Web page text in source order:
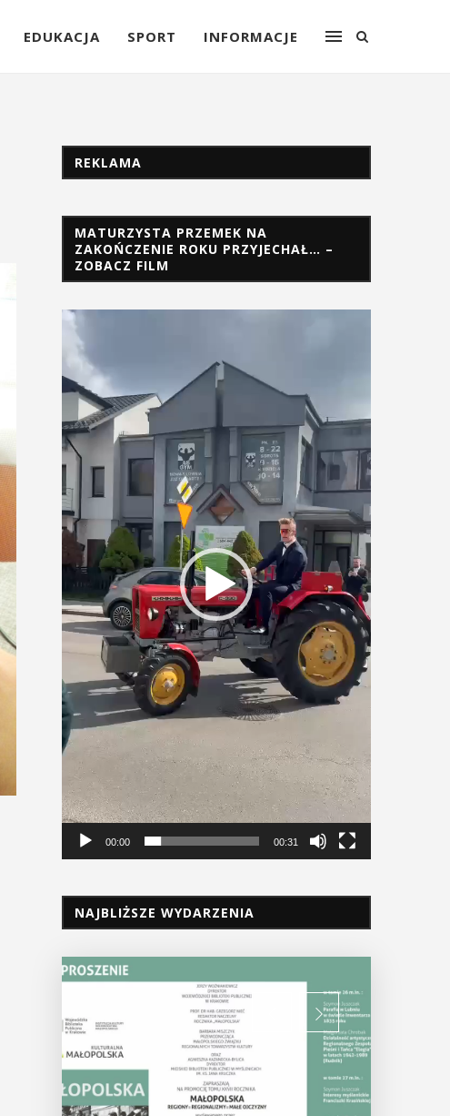
EDUKACJA SPORT INFORMACJE
REKLAMA
MATURZYSTA PRZEMEK NA
ZAKOŃCZENIE ROKU PRZYJECHAŁ… –
ZOBACZ FILM
Odtwarzacz
video
00:00 00:31
NAJBLIŻSZE WYDARZENIA